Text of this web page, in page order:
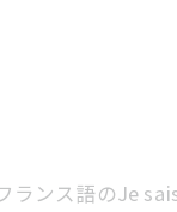
ランス語のJe